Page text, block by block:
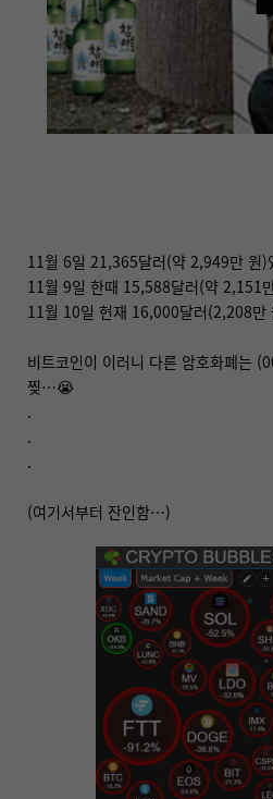
11월 6일 21,365달러(약 2,949만 원)
11월 9일 한때 15,588달러(약 2,151
11월 10일 현재 16,000달러(2,208만
비트코인이 이러니 다른 암호화폐는
찢…😭
.
.
.
(여기서부터 잔인함…)